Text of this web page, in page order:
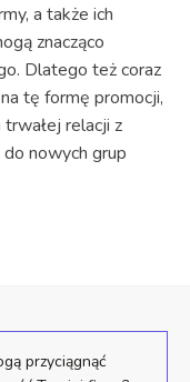
a także ich
znacząco
Dlatego też coraz
tę formę promocji,
relacji z
nowych grup
przyciągnąć